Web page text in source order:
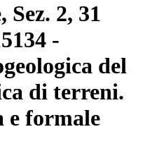
Sez. 2, 31
-
del
di terreni.
e formale